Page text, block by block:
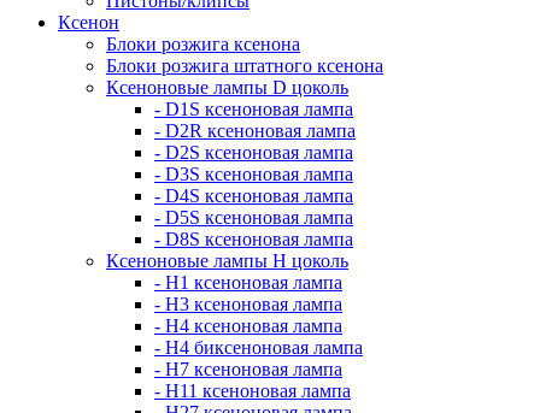
Ксенон
Блоки розжига ксенона
Блоки розжига штатного ксенона
Ксеноновые лампы D цоколь
- D1S ксеноновая лампа
- D2R ксеноновая лампа
- D2S ксеноновая лампа
- D3S ксеноновая лампа
- D4S ксеноновая лампа
- D5S ксеноновая лампа
- D8S ксеноновая лампа
Ксеноновые лампы Н цоколь
- H1 ксеноновая лампа
- H3 ксеноновая лампа
- H4 ксеноновая лампа
- H4 биксеноновая лампа
- H7 ксеноновая лампа
- H11 ксеноновая лампа